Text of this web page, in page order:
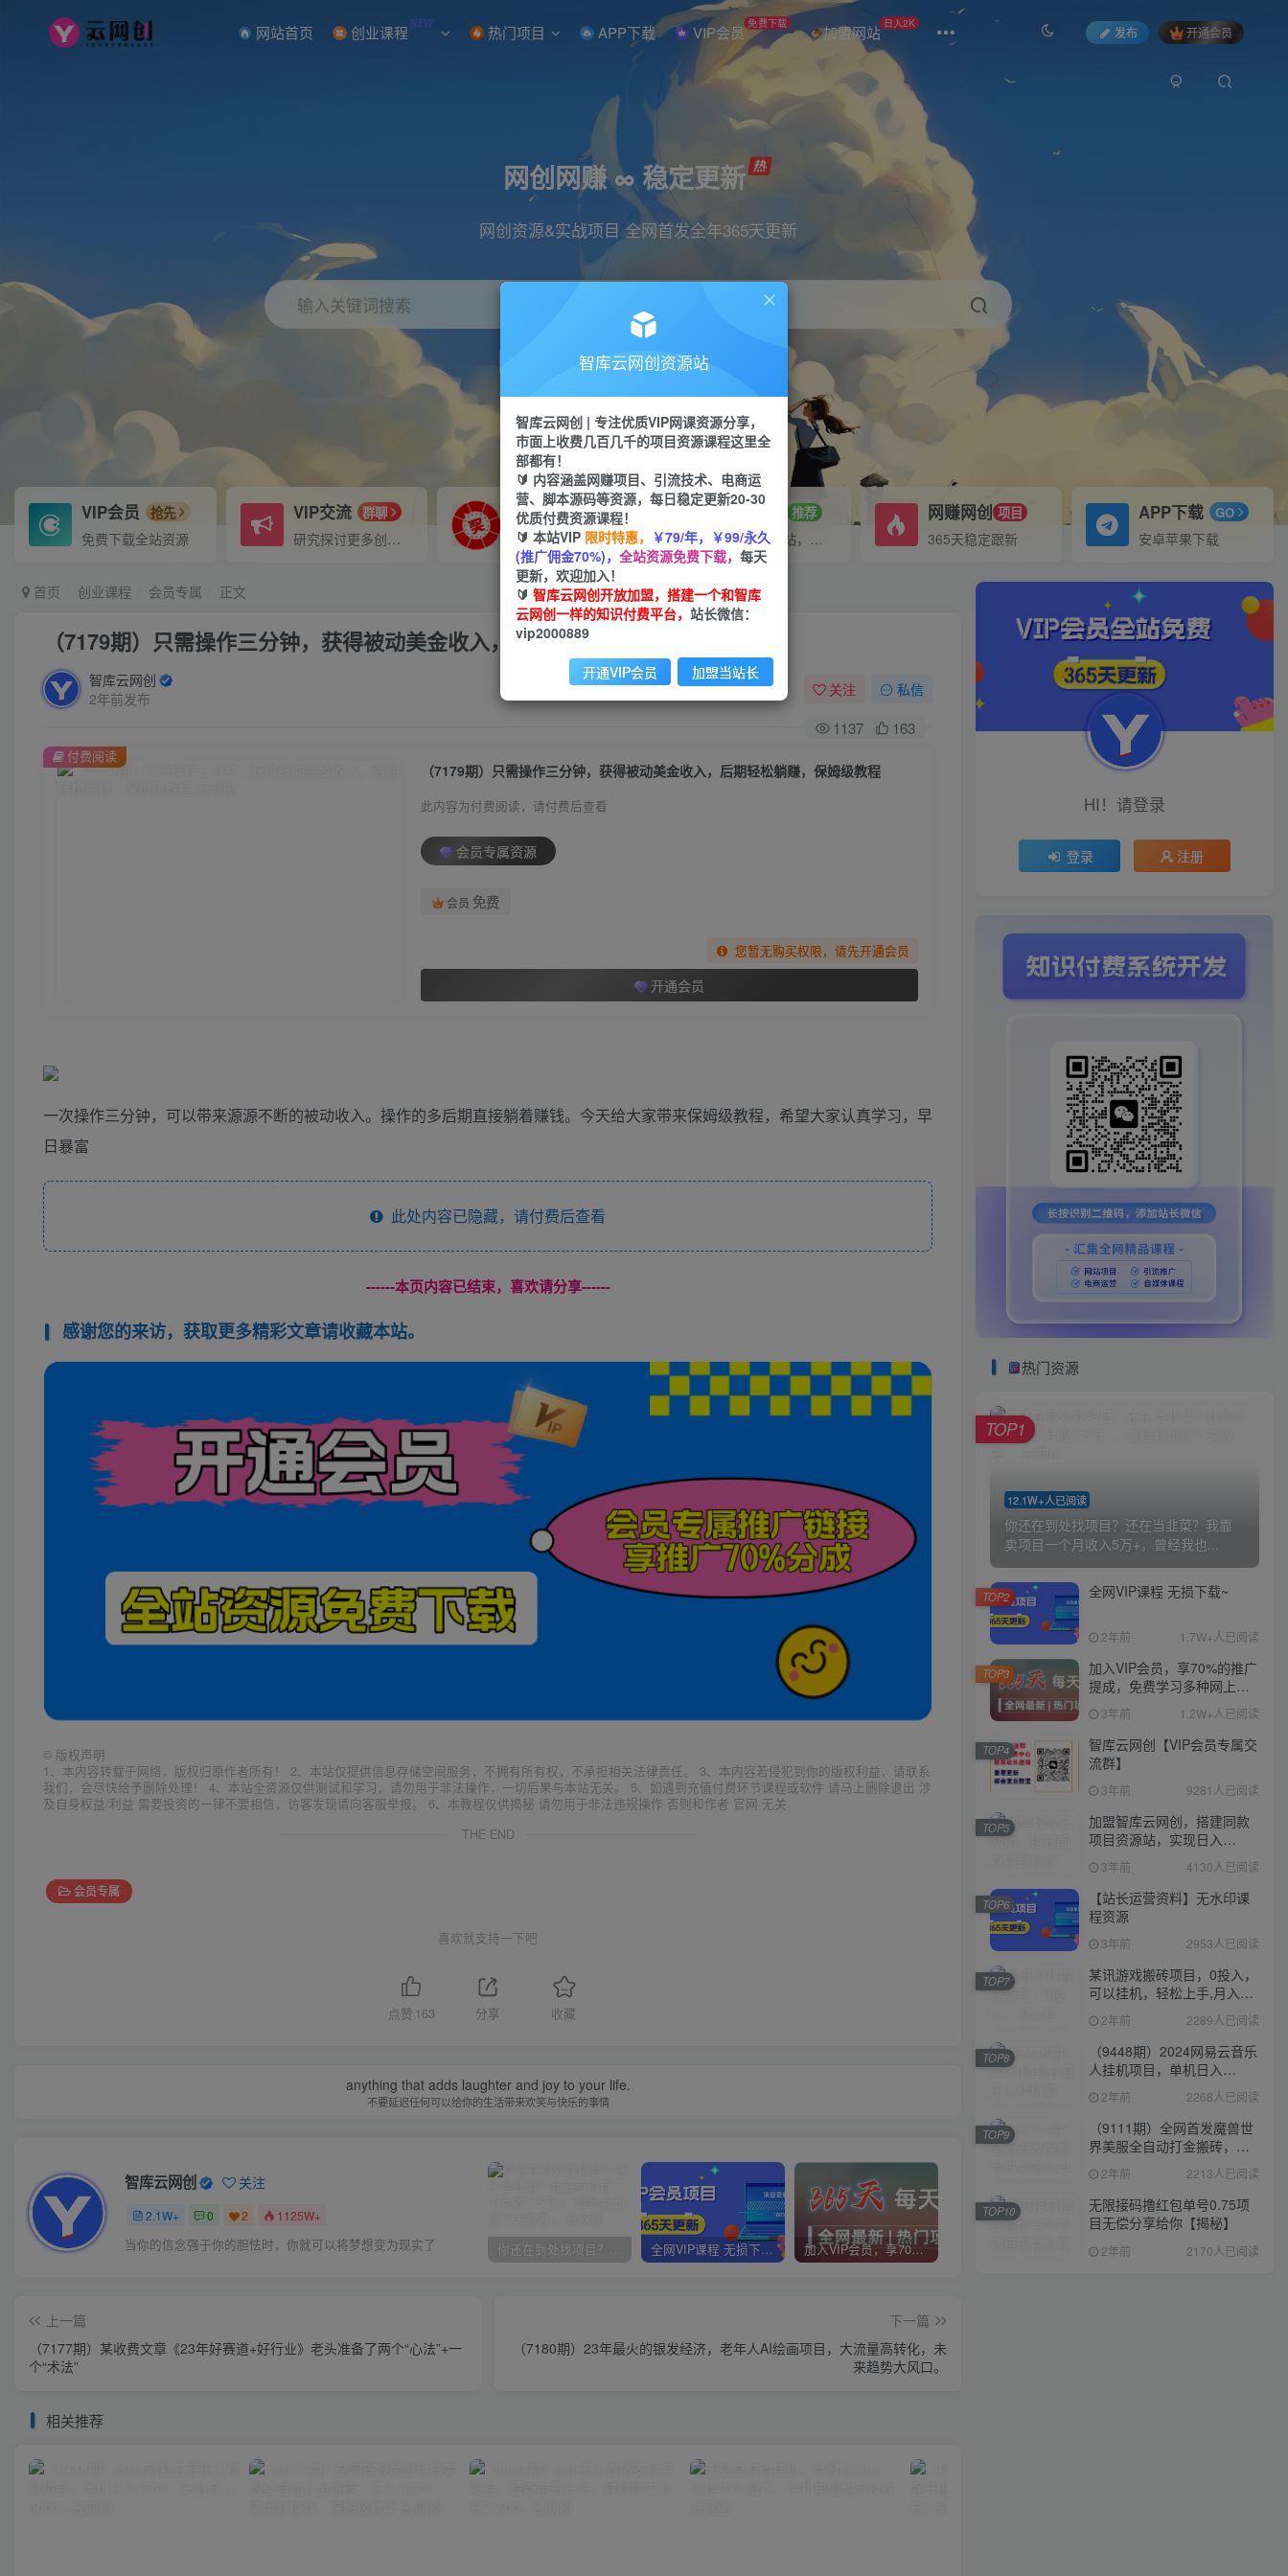
网站首页 创业课程 NEW 热门项目 APP下载 VIP会员 免费下载 加盟网站 日入2K
发布 开通会员
网创网赚 ∞ 稳定更新
网创资源&实战项目 全网首发全年365天更新
输入关键词搜索
直播 小红书 剪辑
VIP会员 抢先
免费下载全站资源
VIP交流 群聊
研究探讨更多创业项目路子。
VIP推广
70%分佣
会员专属推广链接
招募站长 推荐
搭建同款网站，自己当老板
网赚网创 项目
365天稳定跟新
APP下载 GO
安卓苹果下载
首页 创业课程 会员专属 正文
（7179期）只需操作三分钟，获得被动美金收入，后期轻松躺赚，保姆级教程
智库云网创
2年前发布
关注 私信
1137 163
（7179期）只需操作三分钟，获得被动美金收入，后期轻松躺赚，保姆级教程
此内容为付费阅读，请付费后查看
会员专属资源
会员 免费
您暂无购买权限，请先开通会员
开通会员
付费阅读
一次操作三分钟，可以带来源源不断的被动收入。操作的多后期直接躺着赚钱。今天给大家带来保姆级教程，希望大家认真学习，早
日暴富
此处内容已隐藏，请付费后查看
------本页内容已结束，喜欢请分享------
感谢您的来访，获取更多精彩文章请收藏本站。
© 版权声明
1、本内容转载于网络，版权归原作者所有！ 2、本站仅提供信息存储空间服务，不拥有所有权，不承担相关法律责任。 3、本内容若侵犯到你的版权利益，请联系
我们，会尽快给予删除处理！ 4、本站全资源仅供测试和学习，请勿用于非法操作，一切后果与本站无关。 5、如遇到充值付费环节课程或软件 请马上删除退出 涉
及自身权益/利益 需要投资的一律不要相信，访客发现请向客服举报。 6、本教程仅供揭秘 请勿用于非法违规操作 否则和作者 官网 无关
THE END
会员专属
喜欢就支持一下吧
点赞 163 分享 收藏
anything that adds laughter and joy to your life.
不要延迟任何可以给你的生活带来欢笑与快乐的事情
智库云网创 关注
2.1W+ 0 2 1125W+
当你的信念强于你的胆怯时，你就可以将梦想变为现实了 你还在到处找项目？还在当韭菜？我靠卖项目一个月收入5万+，曾经我也是个失败者。 全网VIP课程 无损下载~ 加入VIP会员，享70%的推广提成，免费学习多种网上创业课程，菜鸟秒变大神！ 加盟智库云网创，搭建同款项目资源站，实现日入2000+
上一篇
（7177期）某收费文章《23年好赛道+好行业》老头准备了两个“心法”+一
个“术法”
下一篇
（7180期）23年最火的银发经济，老年人AI绘画项目，大流量高转化，未
来趋势大风口。
相关推荐
HI！请登录
登录 注册
热门资源
12.1W+人已阅读
你还在到处找项目？还在当韭菜？我靠
卖项目一个月收入5万+，曾经我也...
TOP1
全网VIP课程 无损下载~
2年前 1.7W+人已阅读
TOP2
加入VIP会员，享70%的推广
提成，免费学习多种网上创
业课程，菜鸟秒变大神！
3年前 1.2W+人已阅读
TOP3
智库云网创【VIP会员专属交
流群】
3年前 9281人已阅读
TOP4
加盟智库云网创，搭建同款
项目资源站，实现日入
2000+
3年前 4130人已阅读
TOP5
【站长运营资料】无水印课
程资源
3年前 2953人已阅读
TOP6
某讯游戏搬砖项目，0投入，
可以挂机，轻松上手,月入
3000+上不封顶
2年前 2289人已阅读
TOP7
（9448期）2024网易云音乐
人挂机项目，单机日入
150+，无脑月入5000+
2年前 2268人已阅读
TOP8
（9111期）全网首发魔兽世
界美服全自动打金搬砖，日
入1000+，简单好操作，保
姆级教学
2年前 2213人已阅读
TOP9
无限接码撸红包单号0.75项
目无偿分享给你【揭秘】
2年前 2170人已阅读
TOP10
智库云网创资源站
智库云网创 | 专注优质VIP网课资源分享，
市面上收费几百几千的项目资源课程这里全
部都有！
🔰 内容涵盖网赚项目、引流技术、电商运
营、脚本源码等资源，每日稳定更新20-30
优质付费资源课程！
🔰 本站VIP 限时特惠， ￥79/年，￥99/永久
(推广佣金70%)， 全站资源免费下载， 每天
更新，欢迎加入！
🔰 智库云网创开放加盟，搭建一个和智库
云网创一样的知识付费平台， 站长微信：
vip2000889
开通VIP会员 加盟当站长